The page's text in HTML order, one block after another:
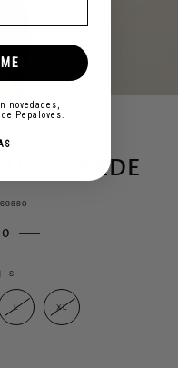
Y VERDE
S
L XL
novedades,
Pepaloves.